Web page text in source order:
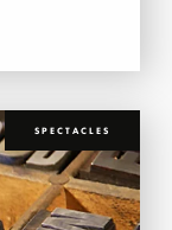
SPECTACLES